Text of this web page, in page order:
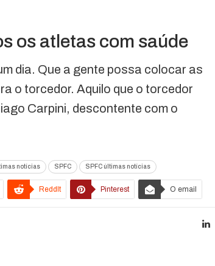
os atletas com saúde
dia. Que a gente possa colocar as
o torcedor. Aquilo que o torcedor
Carpini, descontente com o
notícias SPFC SPFC últimas notícias
ReddIt Pinterest O email